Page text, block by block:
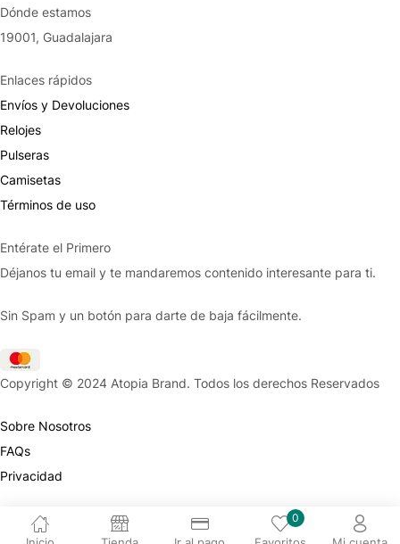
0
Dónde estamos
19001, Guadalajara
Enlaces rápidos
Envíos y Devoluciones
Relojes
Pulseras
Camisetas
Términos de uso
Entérate el Primero
Déjanos tu email y te mandaremos contenido interesante para ti.
Sin Spam y un botón para darte de baja fácilmente.
Copyright © 2024 Atopia Brand. Todos los derechos Reservados
Sobre Nosotros
FAQs
Privacidad